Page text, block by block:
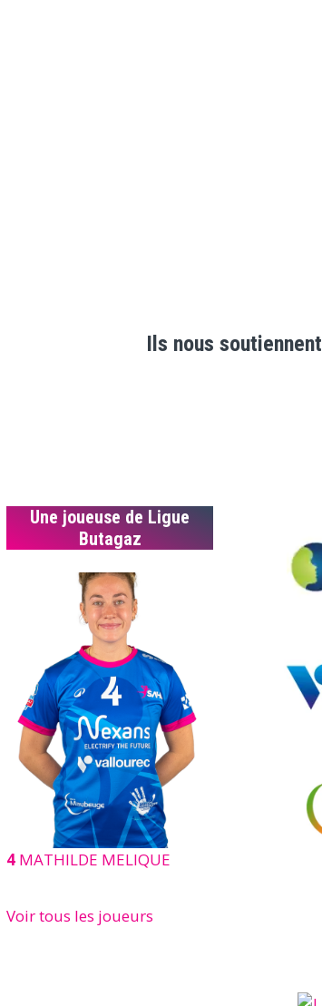
Ils nous soutiennent
Une joueuse de Ligue
Butagaz
4 MATHILDE MELIQUE
Voir tous les joueurs